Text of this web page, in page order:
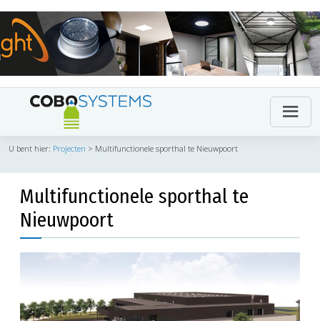
U bent hier: Projecten > Multifunctionele sporthal te Nieuwpoort
Multifunctionele sporthal te
Nieuwpoort